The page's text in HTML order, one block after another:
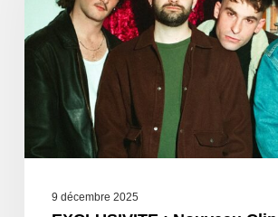
9 décembre 2025